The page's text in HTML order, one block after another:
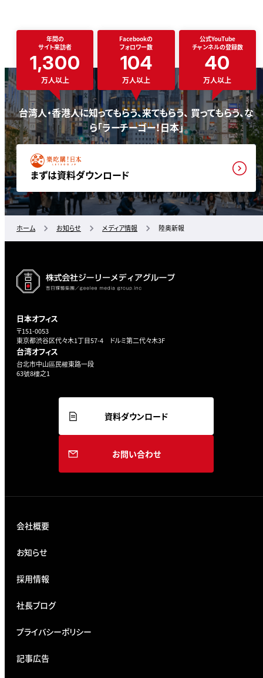
台湾人・香港人に知ってもらう、来てもらう、 買ってもらう、な
ら「ラーチーゴー！日本」
まずは資料ダウンロード
年間の
サイト来訪者
1,300
万人以上
Facebookの
フォロワー数
104
万人以上
公式YouTube
チャンネルの登録数
40
万人以上
ホーム お知らせ メディア情報 陸奥新報
日本オフィス
〒151-0053
東京都渋谷区代々木1丁目57-4 ドルミ第二代々木3F
台湾オフィス
台北市中山區民權東路一段
63號8樓之1
資料ダウンロード
お問い合わせ
会社概要
お知らせ
採用情報
社長ブログ
プライバシーポリシー
記事広告